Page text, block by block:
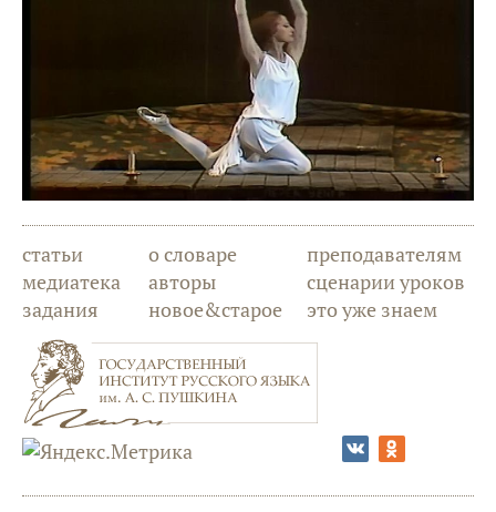
статьи
медиатека
задания
о словаре
авторы
новое&старое
преподавателям
сценарии уроков
это уже знаем